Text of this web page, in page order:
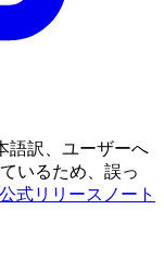
語訳、ユーザーへ
いるため、誤っ
公式リリースノート